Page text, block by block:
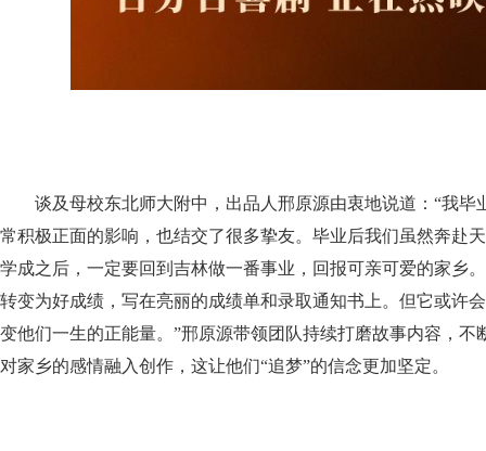
谈及母校东北师大附中，出品人邢原源由衷地说道：“我
常积极正面的影响，也结交了很多挚友。毕业后我们虽然奔赴
学成之后，一定要回到吉林做一番事业，回报可亲可爱的家乡
转变为好成绩，写在亮丽的成绩单和录取通知书上。但它或许
变他们一生的正能量。”邢原源带领团队持续打磨故事内容，
对家乡的感情融入创作，这让他们“追梦”的信念更加坚定。